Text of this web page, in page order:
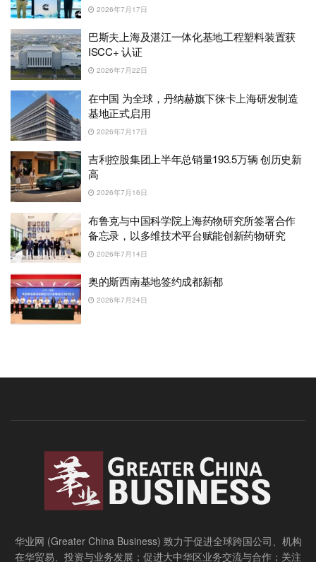
2026年7月17日
巴斯夫上海及湛江一体化基地工程塑料装置获
ISCC+ 认证
2026年7月22日
在中国 为全球，丹纳赫旗下徕卡上海研发制造
基地正式启用
2026年7月17日
吉利控股集团上半年总销量193.5万辆 创历史新
高
2026年7月16日
布鲁克与中国科学院上海药物研究所签署合作
备忘录，以多维技术平台赋能创新药物研究
2026年7月14日
奥的斯西南基地签约成都新都
2026年7月24日
华业网 (Greater China Business) 致力于促进全球跨国公司、机构
在华贸易、投资与业务发展；促进大中华区业务交流与合作；关注